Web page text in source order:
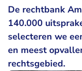
De rechtbank
140.000
selecteren we
en meest
rechtsgebied.